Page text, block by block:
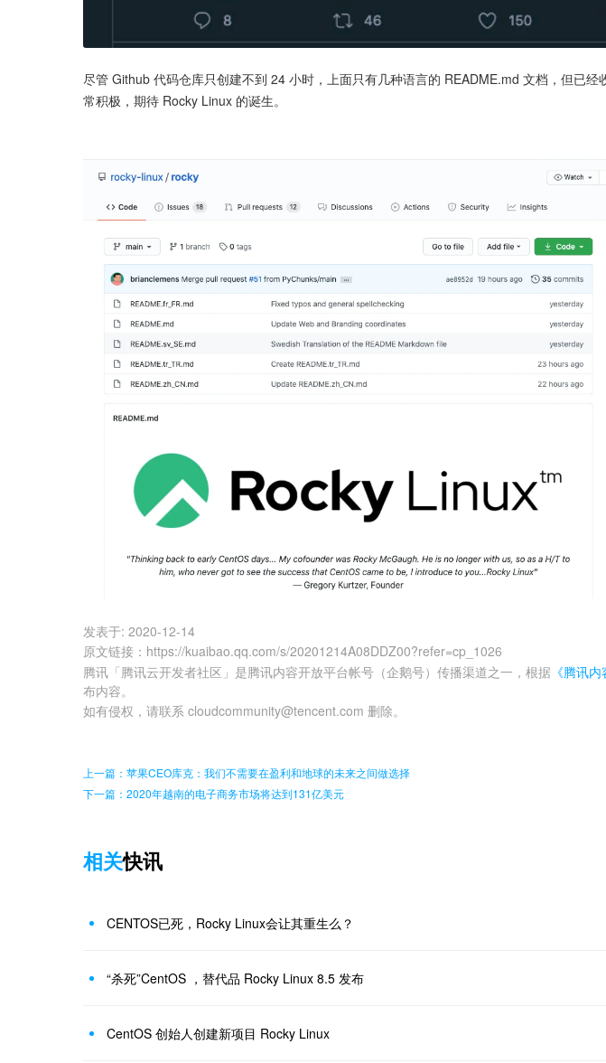
尽管 Github 代码仓库只创建不到 24 小时，上面只有几种语言的 README.md 文档，但已
常积极，期待 Rocky Linux 的诞生。
发表于: 2020-12-14
原文链接 ： https://kuaibao.qq.com/s/20201214A08DDZ00?refer=cp_1026
腾讯「腾讯云开发者社区」是腾讯内容开放平台帐号（企鹅号）传播渠道之一，根据 《腾讯
布内容。
如有侵权，请联系 cloudcommunity@tencent.com 删除。
上一篇：苹果CEO库克：我们不需要在盈利和地球的未来之间做选择
下一篇：2020年越南的电子商务市场将达到131亿美元
相关快讯
CENTOS已死，Rocky Linux会让其重生么？
“杀死”CentOS ，替代品 Rocky Linux 8.5 发布
CentOS 创始人创建新项目 Rocky Linux